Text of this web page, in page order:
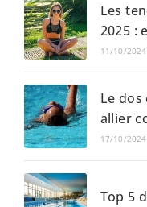
Les
2025 :
11/10/2024
Le
allier
17/10/2024
Top 5